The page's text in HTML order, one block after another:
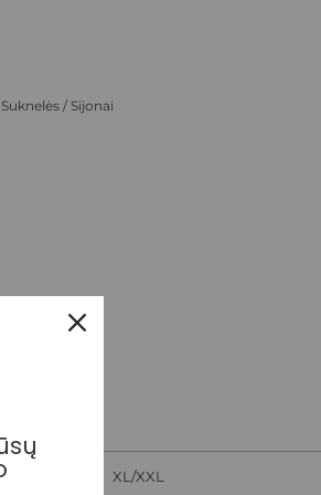
Suknelės / Sijonai
XL/XXL